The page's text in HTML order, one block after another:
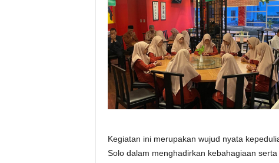
Kegiatan ini merupakan wujud nyata
Solo dalam menghadirkan kebahagiaan